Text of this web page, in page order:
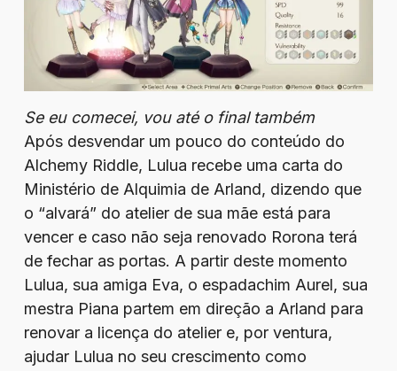
Se eu comecei, vou até o final também
Após desvendar um pouco do conteúdo do
Alchemy Riddle, Lulua recebe uma carta do
Ministério de Alquimia de Arland, dizendo que
o “alvará” do atelier de sua mãe está para
vencer e caso não seja renovado Rorona terá
de fechar as portas. A partir deste momento
Lulua, sua amiga Eva, o espadachim Aurel, sua
mestra Piana partem em direção a Arland para
renovar a licença do atelier e, por ventura,
ajudar Lulua no seu crescimento como